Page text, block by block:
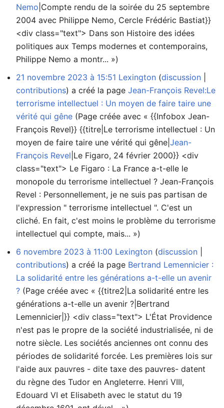
Nemo |Compte rendu de la soirée du 25 septembre
2004 avec Philippe Nemo, Cercle Frédéric Bastiat}}
<div class="text"> Dans son Histoire des idées
politiques aux Temps modernes et contemporains,
Philippe Nemo a montr... »)
21 novembre 2023 à 15:51 Lexington discussion
contributions a créé la page Jean-François Revel:Le
terrorisme intellectuel : Un moyen de faire taire une
vérité qui gêne (Page créée avec « {{Infobox Jean-
François Revel}} {{titre|Le terrorisme intellectuel : Un
moyen de faire taire une vérité qui gêne| Jean-
François Revel |Le Figaro, 24 février 2000}} <div
class="text"> Le Figaro : La France a-t-elle le
monopole du terrorisme intellectuel ? Jean-François
Revel : Personnellement, je ne suis pas partisan de
l'expression " terrorisme intellectuel ". C'est un
cliché. En fait, c'est moins le problème du terrorisme
intellectuel qui compte, mais... »)
6 novembre 2023 à 11:00 Lexington discussion
contributions a créé la page Bertrand Lemennicier :
La solidarité entre les générations a-t-elle un avenir
? (Page créée avec « {{titre2|La solidarité entre les
générations a-t-elle un avenir ?|Bertrand
Lemennicier|}} <div class="text"> L'État Providence
n'est pas le propre de la société industrialisée, ni de
notre siècle. Les sociétés anciennes ont connu des
périodes de solidarité forcée. Les premières lois sur
l'aide aux pauvres - dite taxe des pauvres- datent
du règne des Tudor en Angleterre. Henri VIII,
Edouard VI et Elisabeth avec le statut du 19